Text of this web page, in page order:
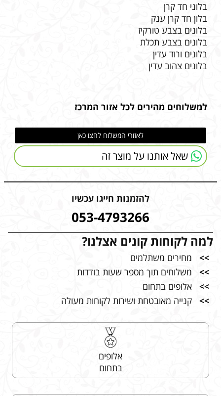
בלוני חד קרן
בלון חד קרן ענק
בלונים בצבע טורקיז
בלונים בצבע תכלת
בלונים ורוד עדין
בלונים צהוב עדין
למשלוחים מהירים לכל אזור המרכז
לאזורי המשלוח לחצו כאן
שאל אותנו על מוצר זה
להזמנות חייגו עכשיו
053-4793266
למה לקוחות קונים אצלנו?
>>
מחירים משתלמים
>>
משלוחים תוך מספר שעות בודדות
>>
אלופים בתחום
>>
קנייה מאובטחת ושירות לקוחות מעולה
אלופים
בתחום